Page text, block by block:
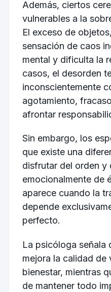
Además, ciertos
vulnerables a la
El exceso de
sensación de caos
mental y dificulta la
casos, el desorden
inconscientemente
agotamiento,
afrontar
Sin embargo, los
que existe una
disfrutar del orden y
emocionalmente de
aparece cuando la
depende
perfecto.
La psicóloga señala
mejora la calidad de
bienestar, mientras
de mantener todo